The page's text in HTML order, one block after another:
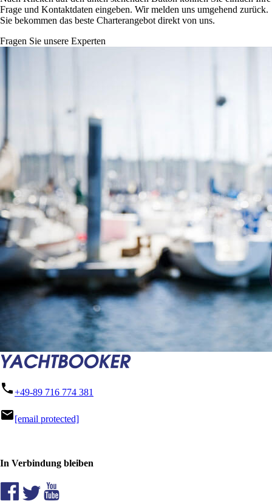
Frage und Kontaktdaten eingeben. Wir melden uns umgehend zurück.
Sie bekommen das beste Charterangebot direkt von uns.
Fragen Sie unsere Experten
phone+49-89 716 774 381
mail[email protected]
In Verbindung bleiben